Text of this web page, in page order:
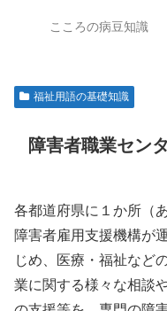
こころの病豆知識
福祉用語の基礎知識
障害者職業セン
各都道府県に１か所（
障害者雇用支援機構が
じめ、医療・福祉など
業に関する様々な相談